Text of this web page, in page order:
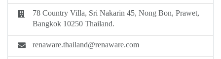
78 Country Villa, Sri Nakarin 45, Nong Bon, Prawet,
Bangkok 10250 Thailand.
renaware.thailand@renaware.com